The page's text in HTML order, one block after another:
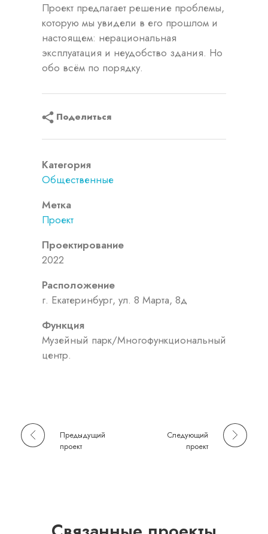
Проект предлагает решение проблемы,
которую мы увидели в его прошлом и
настоящем: нерациональная
эксплуатация и неудобство здания. Но
обо всём по порядку.
Поделиться
Категория
Общественные
Метка
Проект
Проектирование
2022
Расположение
г. Екатеринбург, ул. 8 Марта, 8д
Функция
Музейный парк/Многофункциональный
центр.
Предыдущий
проект
Следующий
проект